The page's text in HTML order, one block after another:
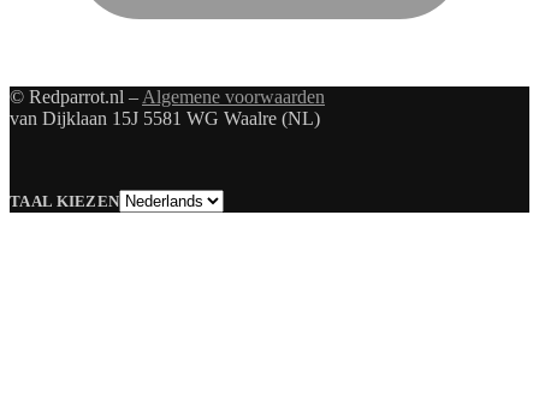
© Redparrot.nl – Algemene voorwaarden
van Dijklaan 15J 5581 WG Waalre (NL)
TAAL KIEZENTaal